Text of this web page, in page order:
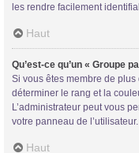
les rendre facilement
Haut
Qu’est-ce qu’un « Groupe
Si vous êtes membre de
déterminer le rang et la
L’administrateur peut vous
votre panneau de l’utilisateur.
Haut